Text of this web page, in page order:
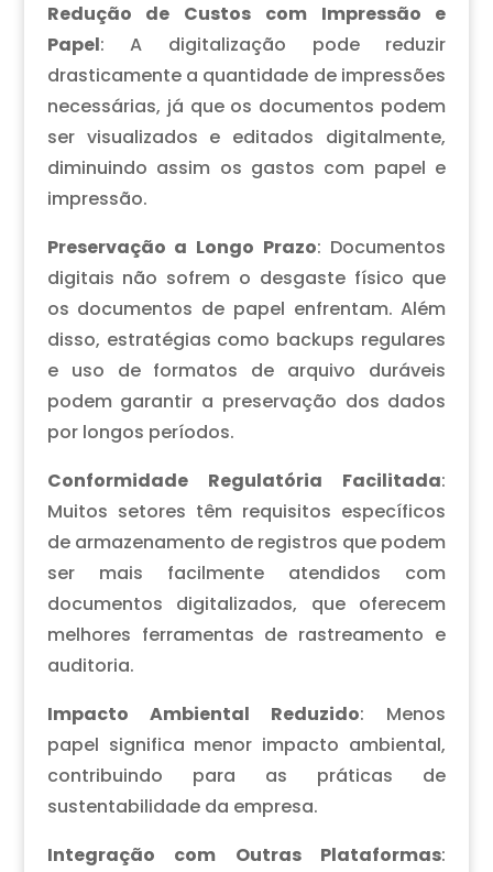
Redução de Custos com Impressão e
Papel: A digitalização pode reduzir
drasticamente a quantidade de impressões
necessárias, já que os documentos podem
ser visualizados e editados digitalmente,
diminuindo assim os gastos com papel e
impressão.
Preservação a Longo Prazo: Documentos
digitais não sofrem o desgaste físico que
os documentos de papel enfrentam. Além
disso, estratégias como backups regulares
e uso de formatos de arquivo duráveis
podem garantir a preservação dos dados
por longos períodos.
Conformidade Regulatória Facilitada:
Muitos setores têm requisitos específicos
de armazenamento de registros que podem
ser mais facilmente atendidos com
documentos digitalizados, que oferecem
melhores ferramentas de rastreamento e
auditoria.
Impacto Ambiental Reduzido: Menos
papel significa menor impacto ambiental,
contribuindo para as práticas de
sustentabilidade da empresa.
Integração com Outras Plataformas: